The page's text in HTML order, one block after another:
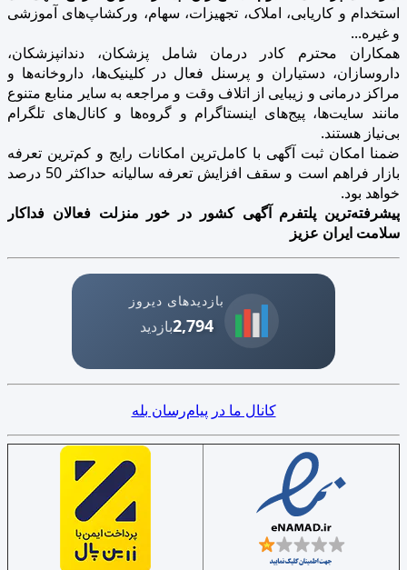
استخدام و کاریابی، املاک، تجهیزات، سهام، ورکشاپ‌های آموزشی
و غیره...
همکاران محترم کادر درمان شامل پزشکان، دندانپزشکان،
داروسازان، دستیاران و پرسنل فعال در کلینیک‌ها، داروخانه‌ها و
مراکز درمانی و زیبایی از اتلاف وقت و مراجعه به سایر منابع متنوع
مانند سایت‌ها، پیج‌های اینستاگرام و گروه‌ها و کانال‌های تلگرام
بی‌نیاز هستند.
ضمنا امکان ثبت آگهی با کامل‌ترین امکانات رایج و کم‌ترین تعرفه
بازار فراهم است و سقف افزایش تعرفه سالیانه حداکثر 50 درصد
خواهد بود.
پیشرفته‌ترین پلتفرم آگهی کشور در خور منزلت فعالان فداکار
سلامت ایران عزیز
بازدیدهای دیروز
2,794بازدید
کانال ما در پیام‌رسان بله